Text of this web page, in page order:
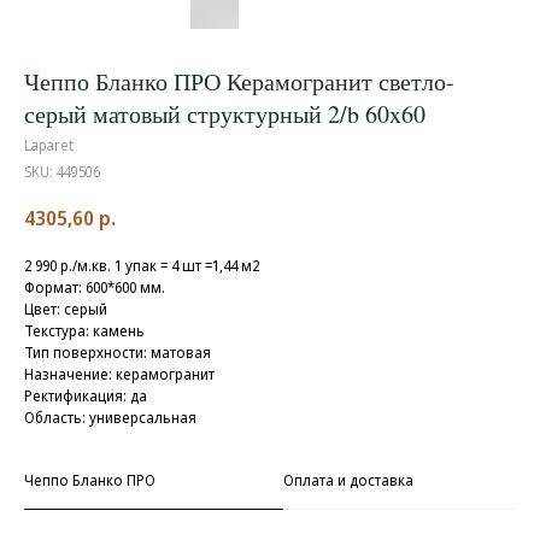
Чеппо Бланко ПРО Керамогранит светло-
серый матовый структурный 2/b 60x60
Laparet
SKU: 449506
4305,60 р.
2 990 р./м.кв. 1 упак = 4 шт =1,44 м2
Формат: 600*600 мм.
Цвет: серый
Текстура: камень
Тип поверхности: матовая
Назначение: керамогранит
Ректификация: да
Область: универсальная
Чеппо Бланко ПРО Оплата и доставка